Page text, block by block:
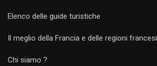
Elenco delle guide turistiche
Il meglio della Francia e delle regioni francesi
Chi siamo ?